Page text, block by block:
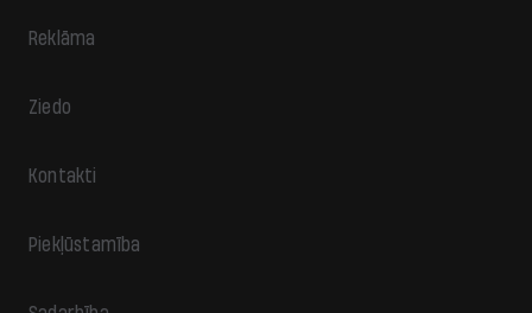
Reklāma
Ziedo
Kontakti
Piekļūstamība